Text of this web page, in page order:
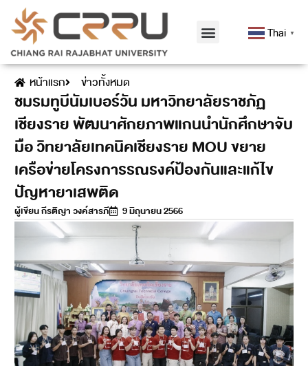
Thai ▼
หน้าแรก ข่าวทั้งหมด
ชมรมทูบีนัมเบอร์วัน มหาวิทยาลัยราชภัฏ
เชียงราย พัฒนาศักยภาพแกนนำนักศึกษาจับ
มือ วิทยาลัยเทคนิคเชียงราย MOU ขยาย
เครือข่ายโครงการรณรงค์ป้องกันและแก้ไข
ปัญหายาเสพติด
ผู้เขียนกีรติญา วงค์สารภี 9 มิถุนายน 2566